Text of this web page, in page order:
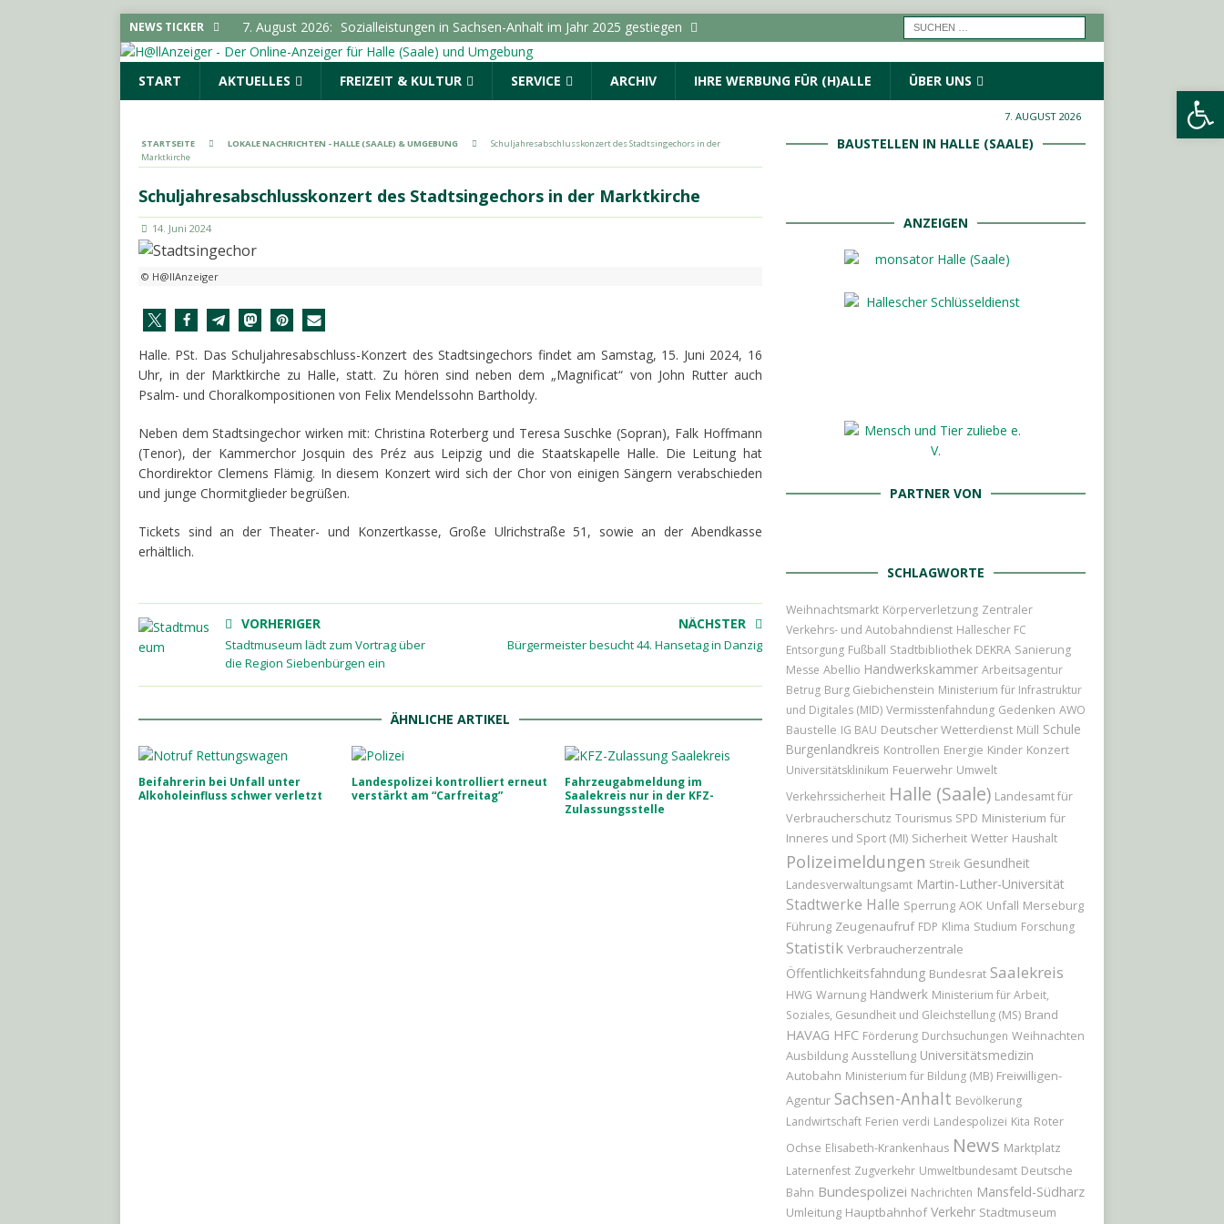
Werkzeugleiste öffnen
NEWS TICKER 7. August 2026: Sozialleistungen in Sachsen-Anhalt im Jahr 2025 gestiegen
SACHSEN-ANHALT INFO
6. August 2026:
18-Jähriger geschlagen und beraubt
POLIZEIMELDUNGEN
LOKALE NACHRICHTEN - HALLE (SAALE) & UMGEBUNG
6. August 2026: Polizeimeldungen vom Donnerstag, 06.08.2026
POLIZEIMELDUNGEN
7. August 2026: Stadtteilbibliothek Süd lädt Kinder zu Experimenten mit Wasser ein
LOKALE NACHRICHTEN - HALLE (SAALE) & UMGEBUNG
START AKTUELLES FREIZEIT & KULTUR SERVICE ARCHIV IHRE WERBUNG FÜR (H)ALLE ÜBER UNS
7. AUGUST 2026
STARTSEITE LOKALE NACHRICHTEN - HALLE (SAALE) & UMGEBUNG
Schuljahresabschlusskonzert des Stadtsingechors in der
Marktkirche
Schuljahresabschlusskonzert des Stadtsingechors in der Marktkirche
14. Juni 2024
© H@llAnzeiger
Halle. PSt. Das Schuljahresabschluss-Konzert des Stadtsingechors findet am Samstag, 15. Juni 2024, 16
Uhr, in der Marktkirche zu Halle, statt. Zu hören sind neben dem „Magnificat“ von John Rutter auch
Psalm- und Choralkompositionen von Felix Mendelssohn Bartholdy.
Neben dem Stadtsingechor wirken mit: Christina Roterberg und Teresa Suschke (Sopran), Falk Hoffmann
(Tenor), der Kammerchor Josquin des Préz aus Leipzig und die Staatskapelle Halle. Die Leitung hat
Chordirektor Clemens Flämig. In diesem Konzert wird sich der Chor von einigen Sängern verabschieden
und junge Chormitglieder begrüßen.
Tickets sind an der Theater- und Konzertkasse, Große Ulrichstraße 51, sowie an der Abendkasse
erhältlich.
VORHERIGER
Stadtmuseum lädt zum Vortrag über
die Region Siebenbürgen ein
NÄCHSTER
Bürgermeister besucht 44. Hansetag in Danzig
ÄHNLICHE ARTIKEL
Beifahrerin bei Unfall unter
Alkoholeinfluss schwer verletzt
Landespolizei kontrolliert erneut
verstärkt am “Carfreitag”
Fahrzeugabmeldung im
Saalekreis nur in der KFZ-
Zulassungsstelle
BAUSTELLEN IN HALLE (SAALE)
ANZEIGEN
PARTNER VON
SCHLAGWORTE
Weihnachtsmarkt Körperverletzung Zentraler
Verkehrs- und Autobahndienst Hallescher FC
Entsorgung Fußball Stadtbibliothek DEKRA Sanierung
Messe Abellio Handwerkskammer Arbeitsagentur
Betrug Burg Giebichenstein Ministerium für Infrastruktur
und Digitales (MID) Vermisstenfahndung Gedenken AWO
Baustelle IG BAU Deutscher Wetterdienst Müll Schule
Burgenlandkreis Kontrollen Energie Kinder Konzert
Universitätsklinikum Feuerwehr Umwelt
Verkehrssicherheit Halle (Saale) Landesamt für
Verbraucherschutz Tourismus SPD Ministerium für
Inneres und Sport (MI) Sicherheit Wetter Haushalt
Polizeimeldungen Streik Gesundheit
Landesverwaltungsamt Martin-Luther-Universität
Stadtwerke Halle Sperrung AOK Unfall Merseburg
Führung Zeugenaufruf FDP Klima Studium Forschung
Statistik Verbraucherzentrale
Öffentlichkeitsfahndung Bundesrat Saalekreis
HWG Warnung Handwerk Ministerium für Arbeit,
Soziales, Gesundheit und Gleichstellung (MS) Brand
HAVAG HFC Förderung Durchsuchungen Weihnachten
Ausbildung Ausstellung Universitätsmedizin
Autobahn Ministerium für Bildung (MB) Freiwilligen-
Agentur Sachsen-Anhalt Bevölkerung
Landwirtschaft Ferien verdi Landespolizei Kita Roter
Ochse Elisabeth-Krankenhaus News Marktplatz
Laternenfest Zugverkehr Umweltbundesamt Deutsche
Bahn Bundespolizei Nachrichten Mansfeld-Südharz
Umleitung Hauptbahnhof Verkehr Stadtmuseum